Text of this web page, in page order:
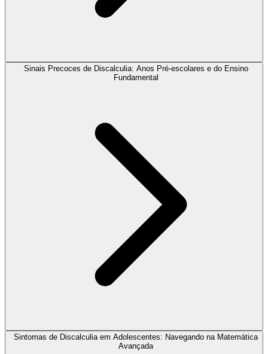
Sinais Precoces de Discalculia: Anos Pré-escolares e do Ensino
Fundamental
Sintomas de Discalculia em Adolescentes: Navegando na Matemática
Avançada